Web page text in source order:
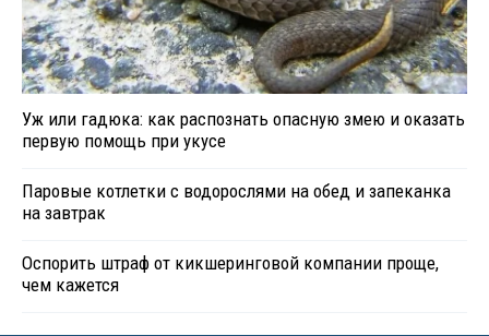
Уж или гадюка: как распознать опасную змею и оказать
первую помощь при укусе
Паровые котлетки с водорослями на обед и запеканка
на завтрак
Оспорить штраф от кикшеринговой компании проще,
чем кажется